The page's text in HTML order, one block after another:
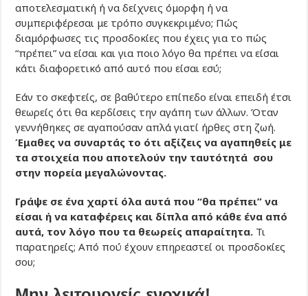
αποτελεσματική ή να δείχνεις όμορφη ή να
συμπεριφέρεσαι με τρόπο συγκεκριμένο; Πώς
διαμόρφωσες τις προσδοκίες που έχεις για το πώς
“πρέπει” να είσαι και για ποιο λόγο θα πρέπει να είσαι
κάτι διαφορετικό από αυτό που είσαι εσύ;
Εάν το σκεφτείς, σε βαθύτερο επίπεδο είναι επειδή έτσι
θεωρείς ότι θα κερδίσεις την αγάπη των άλλων. Όταν
γεννήθηκες σε αγαπούσαν απλά γιατί ήρθες στη ζωή.
Έμαθες να συναρτάς το ότι αξίζεις να αγαπηθείς με
τα στοιχεία που αποτελούν την ταυτότητά σου
στην πορεία μεγαλώνοντας.
Γράψε σε ένα χαρτί όλα αυτά που “θα πρέπει” να
είσαι ή να καταφέρεις και δίπλα από κάθε ένα από
αυτά, τον λόγο που τα θεωρείς απαραίτητα. Τι
παρατηρείς; Από πού έχουν επηρεαστεί οι προσδοκίες
σου;